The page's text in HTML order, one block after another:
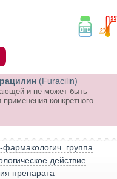
(Furacilin)
и не может быть
конкретного
фармакологич. группа
действие
препарата